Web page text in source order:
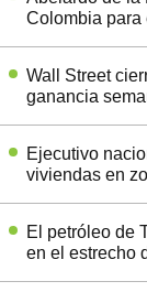
Colombia para
Wall Street
ganancia
Ejecutivo
viviendas en
El petróleo de
en el estrecho